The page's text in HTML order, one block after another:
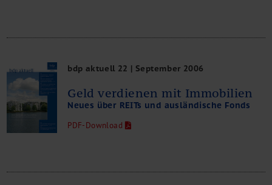
bdp aktuell 22 | September 2006
Geld verdienen mit Immobilien
Neues über REITs und ausländische Fonds
PDF-Download